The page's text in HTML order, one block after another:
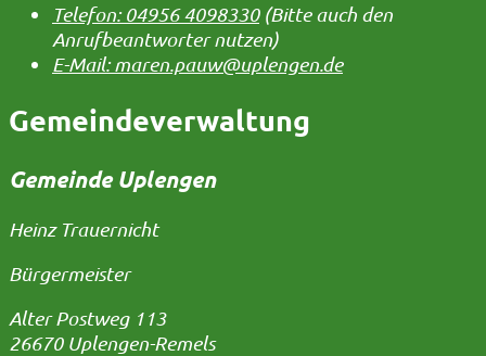
Telefon:04956 4098330(Bitte auch den
Anrufbeantworter nutzen)
E-Mail:maren.pauw@uplengen.de
Gemeindeverwaltung
Gemeinde Uplengen
Heinz Trauernicht
Bürgermeister
Alter Postweg 113
26670 Uplengen-Remels